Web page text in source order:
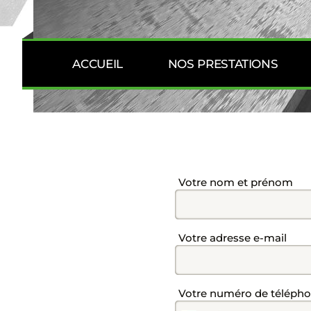
ACCUEIL NOS PRESTATIONS
BIG BAG
CARTE CADEAU
Champ
Votre nom et prénom
Champ
Votre adresse e-mail
Champ
Votre numéro de